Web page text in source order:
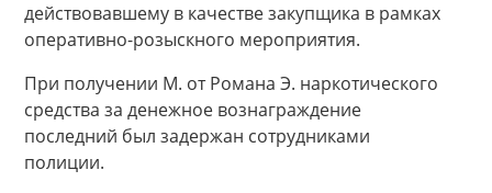
действовавшему в качестве закупщика в рамках
оперативно-розыскного мероприятия.
При получении М. от Романа Э. наркотического
средства за денежное вознаграждение
последний был задержан сотрудниками
полиции.